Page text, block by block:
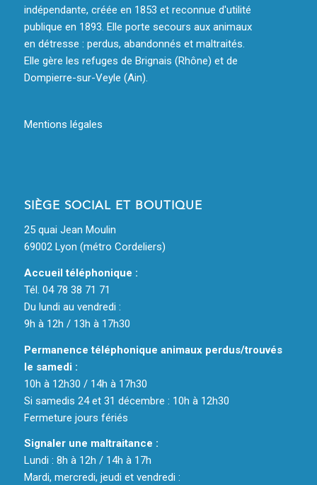
indépendante, créée en 1853 et reconnue d'utilité
publique en 1893. Elle porte secours aux animaux
en détresse : perdus, abandonnés et maltraités.
Elle gère les refuges de Brignais (Rhône) et de
Dompierre-sur-Veyle (Ain).
Mentions légales
SIÈGE SOCIAL ET BOUTIQUE
25 quai Jean Moulin
69002 Lyon (métro Cordeliers)
Accueil téléphonique :
Tél. 04 78 38 71 71
Du lundi au vendredi :
9h à 12h / 13h à 17h30
Permanence téléphonique animaux perdus/trouvés
le samedi :
10h à 12h30 / 14h à 17h30
Si samedis 24 et 31 décembre : 10h à 12h30
Fermeture jours fériés
Signaler une maltraitance :
Lundi : 8h à 12h / 14h à 17h
Mardi, mercredi, jeudi et vendredi :